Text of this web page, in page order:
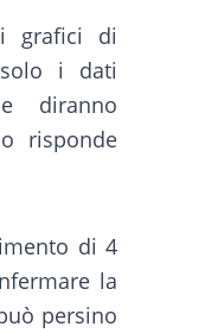
grafici di
solo i dati
diranno
risponde
di 4
la
persino